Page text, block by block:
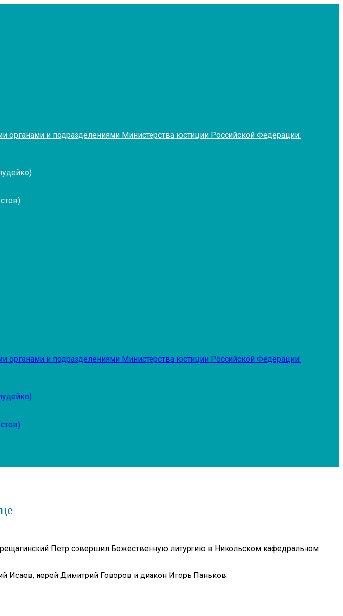
и подразделениями Министерства юстиции Российской Федерации:
и подразделениями Министерства юстиции Российской Федерации:
Петр совершил Божественную литургию в Никольском кафедральном
Исаев, иерей Димитрий Говоров и диакон Игорь Паньков.